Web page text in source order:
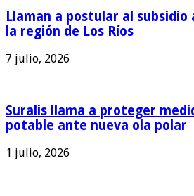
Llaman a postular al subsidio
la región de Los Ríos
7 julio, 2026
Suralis llama a proteger
potable ante nueva ola polar
1 julio, 2026